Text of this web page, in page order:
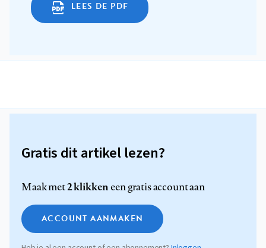
LEES DE PDF
Gratis dit artikel lezen?
Maak met2 klikkeneen gratis account aan
ACCOUNT AANMAKEN